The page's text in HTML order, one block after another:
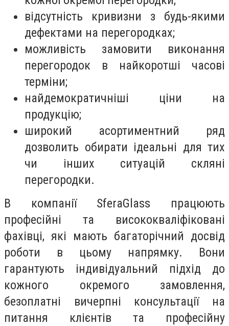
відсутність кривизни з будь-якими
дефектами на перегородках;
можливість замовити виконання
перегородок в найкоротші часові
терміни;
найдемократичніші ціни на
продукцію;
широкий асортиментний ряд
дозволить обирати ідеальні для тих
чи інших ситуацій скляні
перегородки.
В компанії SferaGlass працюють
професійні та висококваліфіковані
фахівці, які мають багаторічний досвід
роботи в цьому напрямку. Вони
гарантують індивідуальний підхід до
кожного окремого замовлення,
безоплатні вичерпні консультації на
питання клієнтів та професійну